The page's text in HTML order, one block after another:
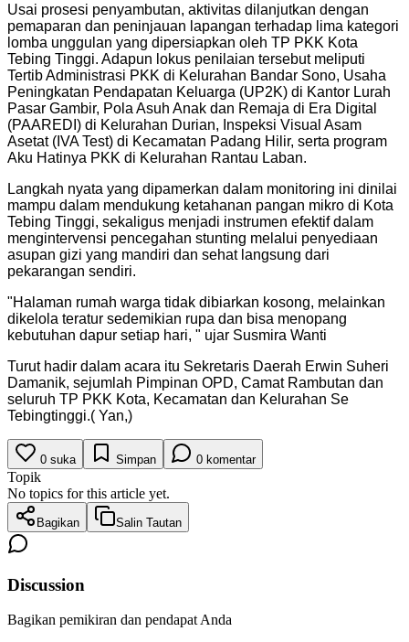
Usai prosesi penyambutan, aktivitas dilanjutkan dengan
pemaparan dan peninjauan lapangan terhadap lima kategori
lomba unggulan yang dipersiapkan oleh TP PKK Kota
Tebing Tinggi. Adapun lokus penilaian tersebut meliputi
Tertib Administrasi PKK di Kelurahan Bandar Sono, Usaha
Peningkatan Pendapatan Keluarga (UP2K) di Kantor Lurah
Pasar Gambir, Pola Asuh Anak dan Remaja di Era Digital
(PAAREDI) di Kelurahan Durian, Inspeksi Visual Asam
Asetat (IVA Test) di Kecamatan Padang Hilir, serta program
Aku Hatinya PKK di Kelurahan Rantau Laban.
Langkah nyata yang dipamerkan dalam monitoring ini dinilai
mampu dalam mendukung ketahanan pangan mikro di Kota
Tebing Tinggi, sekaligus menjadi instrumen efektif dalam
mengintervensi pencegahan stunting melalui penyediaan
asupan gizi yang mandiri dan sehat langsung dari
pekarangan sendiri.
"Halaman rumah warga tidak dibiarkan kosong, melainkan
dikelola teratur sedemikian rupa dan bisa menopang
kebutuhan dapur setiap hari, " ujar Susmira Wanti
Turut hadir dalam acara itu Sekretaris Daerah Erwin Suheri
Damanik, sejumlah Pimpinan OPD, Camat Rambutan dan
seluruh TP PKK Kota, Kecamatan dan Kelurahan Se
Tebingtinggi.( Yan,)
0 suka Simpan 0 komentar
Topik
No topics for this article yet.
Bagikan Salin Tautan
Discussion
Bagikan pemikiran dan pendapat Anda